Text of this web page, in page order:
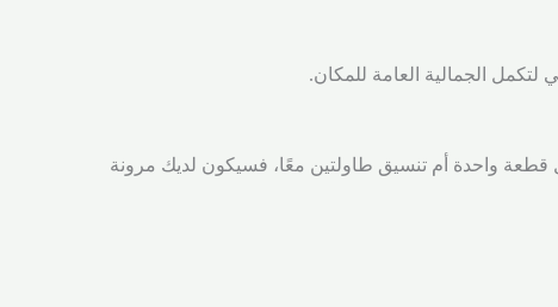
لتكمل الجمالية العامة للمكان.
قطعة واحدة أم تنسيق طاولتين معًا، فسيكون لديك مرونة